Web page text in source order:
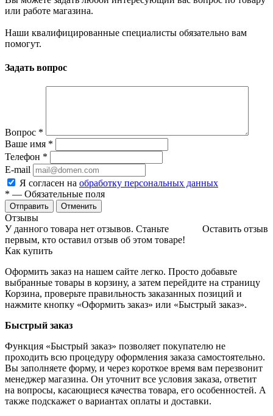
или работе магазина.
Наши квалифицированные специалисты обязательно вам
помогут.
Задать вопрос
Вопрос *
Ваше имя *
Телефон *
E-mail
Я согласен на обработку персональных данных
* — Обязательные поля
Отменить
Отзывы
Оставить отзыв
У данного товара нет отзывов. Станьте
первым, кто оставил отзыв об этом товаре!
Как купить
Оформить заказ на нашем сайте легко. Просто добавьте
выбранные товары в корзину, а затем перейдите на страницу
Корзина, проверьте правильность заказанных позиций и
нажмите кнопку «Оформить заказ» или «Быстрый заказ».
Быстрый заказ
Функция «Быстрый заказ» позволяет покупателю не
проходить всю процедуру оформления заказа самостоятельно.
Вы заполняете форму, и через короткое время вам перезвонит
менеджер магазина. Он уточнит все условия заказа, ответит
на вопросы, касающиеся качества товара, его особенностей. А
также подскажет о вариантах оплаты и доставки.